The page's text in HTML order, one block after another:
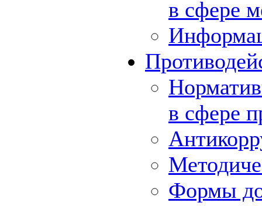
в сфере
в сфере
Формы